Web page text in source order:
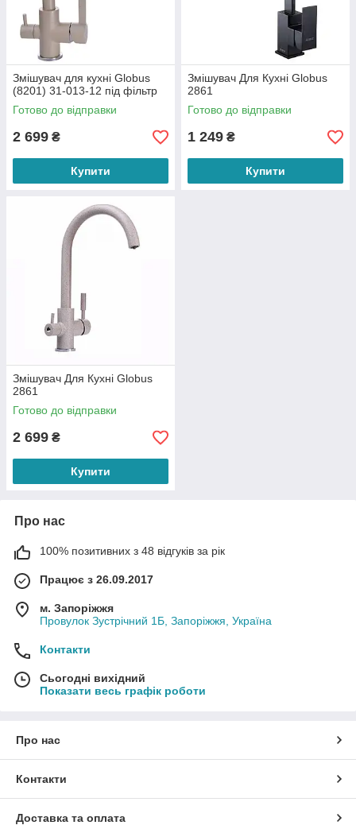
Змішувач для кухні Globus
(8201) 31-013-12 під фільтр
Готово до відправки
2 699 ₴
Купити
Змішувач Для Кухні Globus
2861
Готово до відправки
1 249 ₴
Купити
Змішувач Для Кухні Globus
2861
Готово до відправки
2 699 ₴
Купити
Про нас
100% позитивних з 48 відгуків за рік
Працює з 26.09.2017
м. Запоріжжя
Провулок Зустрічний 1Б, Запоріжжя, Україна
Контакти
Сьогодні вихідний
Показати весь графік роботи
Про нас
Контакти
Доставка та оплата